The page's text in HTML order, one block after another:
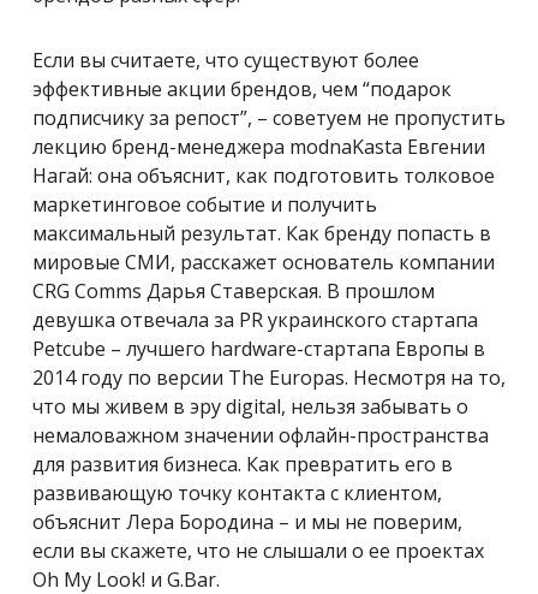
Если вы считаете, что существуют более
эффективные акции брендов, чем “подарок
подписчику за репост”, – советуем не пропустить
лекцию бренд-менеджера modnaKasta Евгении
Нагай: она объяснит, как подготовить толковое
маркетинговое событие и получить
максимальный результат. Как бренду попасть в
мировые СМИ, расскажет основатель компании
CRG Comms Дарья Ставерская. В прошлом
девушка отвечала за PR украинского стартапа
Petcube – лучшего hardware-стартапа Европы в
2014 году по версии The Europas. Несмотря на то,
что мы живем в эру digital, нельзя забывать о
немаловажном значении офлайн-пространства
для развития бизнеса. Как превратить его в
развивающую точку контакта с клиентом,
объяснит Лера Бородина – и мы не поверим,
если вы скажете, что не слышали о ее проектах
Oh My Look! и G.Bar.